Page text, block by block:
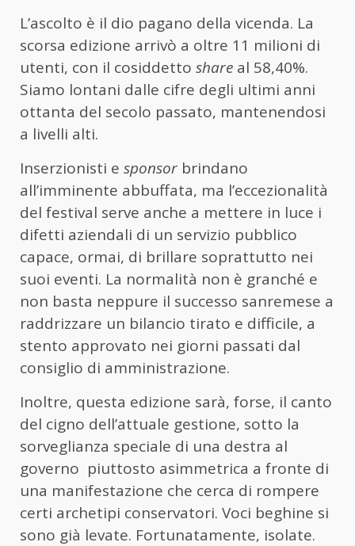
L’ascolto è il dio pagano della vicenda. La
scorsa edizione arrivò a oltre 11 milioni di
utenti, con il cosiddetto share al 58,40%.
Siamo lontani dalle cifre degli ultimi anni
ottanta del secolo passato, mantenendosi
a livelli alti.
Inserzionisti e sponsor brindano
all’imminente abbuffata, ma l’eccezionalità
del festival serve anche a mettere in luce i
difetti aziendali di un servizio pubblico
capace, ormai, di brillare soprattutto nei
suoi eventi. La normalità non è granché e
non basta neppure il successo sanremese a
raddrizzare un bilancio tirato e difficile, a
stento approvato nei giorni passati dal
consiglio di amministrazione.
Inoltre, questa edizione sarà, forse, il canto
del cigno dell’attuale gestione, sotto la
sorveglianza speciale di una destra al
governo piuttosto asimmetrica a fronte di
una manifestazione che cerca di rompere
certi archetipi conservatori. Voci beghine si
sono già levate. Fortunatamente, isolate.